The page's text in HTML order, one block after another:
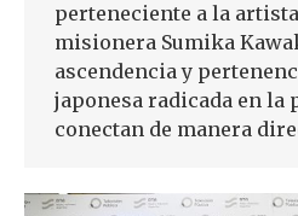
perteneciente a la
misionera Sumika
ascendencia y
japonesa radicada en la
conectan de manera